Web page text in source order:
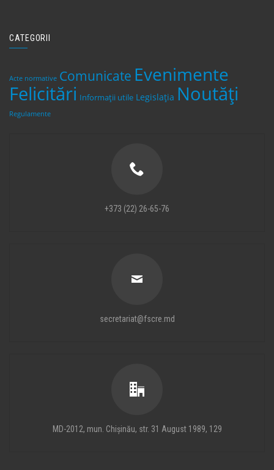
CATEGORII
Acte normative Comunicate Evenimente
Felicitări Informații utile Legislaţia Noutăți
Regulamente
+373 (22) 26-65-76
secretariat@fscre.md
MD-2012, mun. Chișinău, str. 31 August 1989, 129